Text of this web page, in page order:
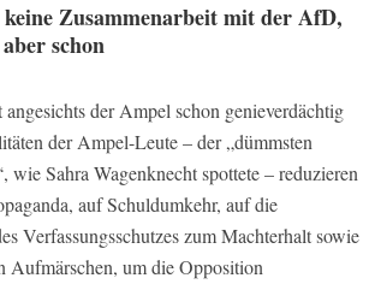
Zusammenarbeit mit der AfD,
schon
der Ampel schon genieverdächtig
der Ampel-Leute – der „dümmsten
wie Sahra Wagenknecht spottete – reduzieren
auf Schuldumkehr, auf die
Verfassungsschutzes zum Machterhalt sowie
Aufmärschen, um die Opposition